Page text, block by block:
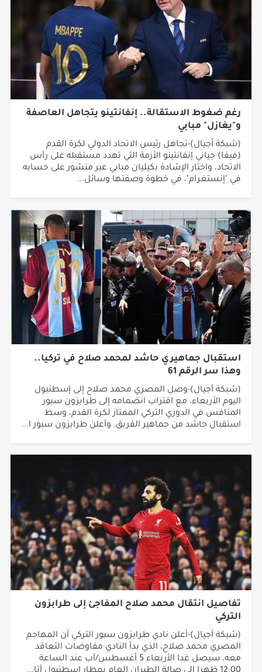
رغم ضغوط الاستقالة.. إنفانتينو يتجاهل العاصفة
و"يغازل" مبابي
(شبكة أجيال)-تجاهل رئيس الاتحاد الدولي لكرة القدم
(فيفا) جياني إنفانتينو الأزمة التي تهدد مستقبله على رأس
الاتحاد، واختار الإشادة بكيليان مبابي عبر منشور على حسابه
في "إنستغرام"، في خطوة وصفتها وسائل...
استقبال جماهيري حاشد لمحمد صلاح في تركيا..
وهذا سر الرقم 61
(شبكة أجيال)-وصل المصري محمد صلاح إلى إسطنبول
اليوم الأربعاء، مع اقتراب انضمامه إلى طرابزون سبور
المنافس في الدوري التركي الممتاز لكرة القدم، وسط
استقبال حاشد من جماهير الفريق. وأعلن طرابزون سبور ا...
تفاصيل انتقال محمد صلاح المفاجئ إلى طرابزون
التركي
(شبكة أجيال)-أعلن نادي طرابزون سبور التركي أن المهاجم
المصري محمد صلاح، الذي بدأ النادي مفاوضات التعاقد
معه، سيصل غدا الأربعاء 5 أغسطس/آب عند الساعة